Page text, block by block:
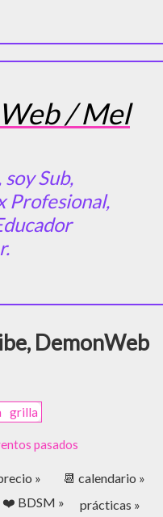
/ Mel
Sub,
Profesional,
DemonWeb
grilla
pasados
»
📆 calendario »
❤️ BDSM »
prácticas »